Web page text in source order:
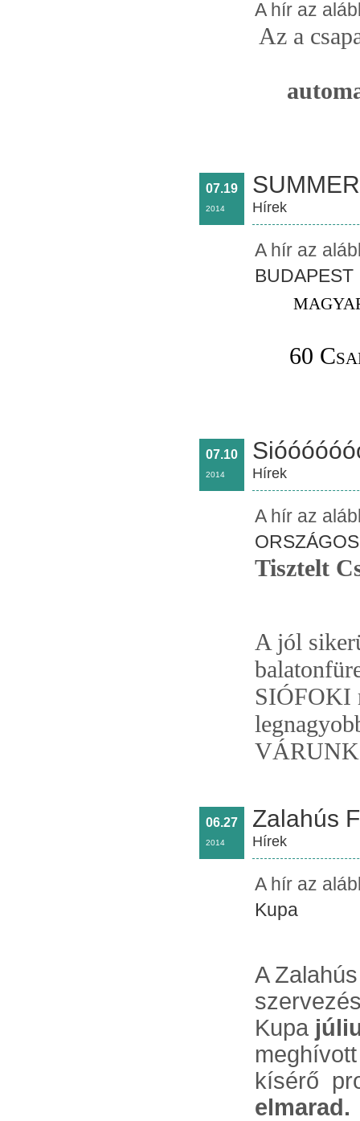
A hír az
Az a
07.19
2014 Hírek
A hír az
BUDAPEST
60
07.10
2014 Hírek
A hír az
Tisztelt
A jól
SIÓFOKI
VÁRUNK
06.27
2014
Zalahús
Hírek
A hír az
Kupa
A
Kupa
kísérő
elmarad.